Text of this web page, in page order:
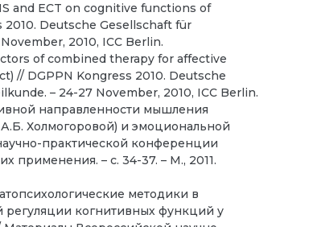
and ECT on cognitive functions of
Deutsche Gesellschaft für
2010, ICC Berlin.
of combined therapy for affective
// DGPPN Kongress 2010. Deutsche
– 24-27 November, 2010, ICC Berlin.
направленности мышления
Холмогоровой) и эмоциональной
практической конференции
применения. – с. 34-37. – М., 2011.
методики в
регуляции когнитивных функций у